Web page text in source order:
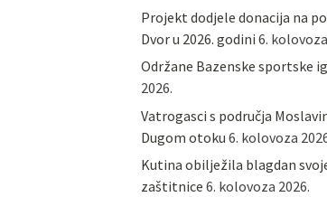
Projekt dodjele donacija na
Dvor u 2026. godini 6.
Održane Bazenske sportske
2026.
Vatrogasci s područja
Dugom otoku 6. kolovoza
Kutina obilježila blagdan
zaštitnice 6. kolovoza 2026.